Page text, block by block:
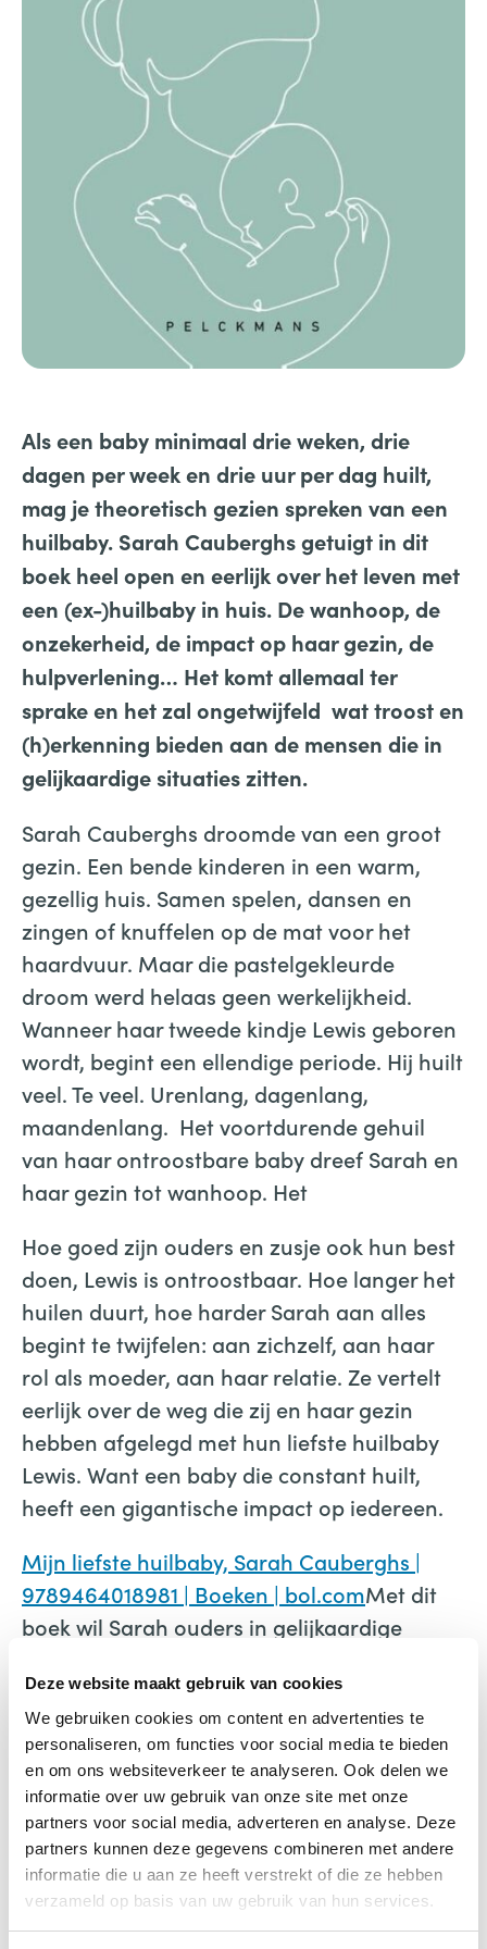
Deze website maakt gebruik van cookies
We gebruiken cookies om content en advertenties te
personaliseren, om functies voor social media te bieden
en om ons websiteverkeer te analyseren. Ook delen we
informatie over uw gebruik van onze site met onze
partners voor social media, adverteren en analyse. Deze
partners kunnen deze gegevens combineren met andere
informatie die u aan ze heeft verstrekt of die ze hebben
verzameld op basis van uw gebruik van hun services.
Als een baby minimaal drie weken, drie
dagen per week en drie uur per dag huilt,
mag je theoretisch gezien spreken van een
huilbaby. Sarah Cauberghs getuigt in dit
boek heel open en eerlijk over het leven met
een (ex-)huilbaby in huis. De wanhoop, de
onzekerheid, de impact op haar gezin, de
hulpverlening… Het komt allemaal ter
sprake en het zal ongetwijfeld wat troost en
(h)erkenning bieden aan de mensen die in
gelijkaardige situaties zitten.
Sarah Cauberghs droomde van een groot
gezin. Een bende kinderen in een warm,
gezellig huis. Samen spelen, dansen en
zingen of knuffelen op de mat voor het
haardvuur. Maar die pastelgekleurde
droom werd helaas geen werkelijkheid.
Wanneer haar tweede kindje Lewis geboren
wordt, begint een ellendige periode. Hij huilt
veel. Te veel. Urenlang, dagenlang,
maandenlang. Het voortdurende gehuil
van haar ontroostbare baby dreef Sarah en
haar gezin tot wanhoop. Het
Hoe goed zijn ouders en zusje ook hun best
doen, Lewis is ontroostbaar. Hoe langer het
huilen duurt, hoe harder Sarah aan alles
begint te twijfelen: aan zichzelf, aan haar
rol als moeder, aan haar relatie. Ze vertelt
eerlijk over de weg die zij en haar gezin
hebben afgelegd met hun liefste huilbaby
Lewis. Want een baby die constant huilt,
heeft een gigantische impact op iedereen.
Mijn liefste huilbaby, Sarah Cauberghs |
9789464018981 | Boeken | bol.comMet dit
boek wil Sarah ouders in gelijkaardige
de riem steken en (h)erkenning geven. Hoe
kun je ouders van een huilbaby helpen? Hoe
kun je als ouder geholpen worden?
Daarnaast biedt ze ook perspectief, want
het huilen houdt ooit op – ook bij Lewis. En
dan kunnen de tranen eindelijk
plaatsmaken voor nieuwe, vrolijke
momenten. Sarah Cauberghs is leerkracht